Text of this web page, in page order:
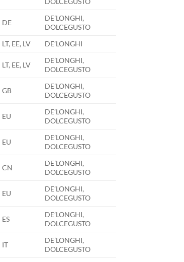
DE
DE’LONGHI,
DOLCEGUSTO
LT, EE, LV DE’LONGHI
LT, EE, LV
DE’LONGHI,
DOLCEGUSTO
GB
DE’LONGHI,
DOLCEGUSTO
EU
DE’LONGHI,
DOLCEGUSTO
EU
DE’LONGHI,
DOLCEGUSTO
CN
DE’LONGHI,
DOLCEGUSTO
EU
DE’LONGHI,
DOLCEGUSTO
ES
DE’LONGHI,
DOLCEGUSTO
IT
DE’LONGHI,
DOLCEGUSTO